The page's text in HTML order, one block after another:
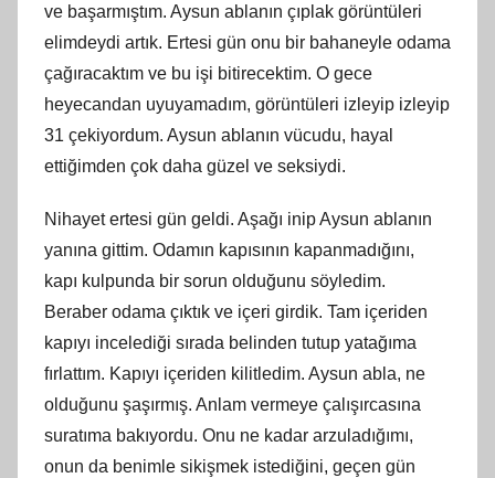
ve başarmıştım. Aysun ablanın çıplak görüntüleri
elimdeydi artık. Ertesi gün onu bir bahaneyle odama
çağıracaktım ve bu işi bitirecektim. O gece
heyecandan uyuyamadım, görüntüleri izleyip izleyip
31 çekiyordum. Aysun ablanın vücudu, hayal
ettiğimden çok daha güzel ve seksiydi.
Nihayet ertesi gün geldi. Aşağı inip Aysun ablanın
yanına gittim. Odamın kapısının kapanmadığını,
kapı kulpunda bir sorun olduğunu söyledim.
Beraber odama çıktık ve içeri girdik. Tam içeriden
kapıyı incelediği sırada belinden tutup yatağıma
fırlattım. Kapıyı içeriden kilitledim. Aysun abla, ne
olduğunu şaşırmış. Anlam vermeye çalışırcasına
suratıma bakıyordu. Onu ne kadar arzuladığımı,
onun da benimle sikişmek istediğini, geçen gün